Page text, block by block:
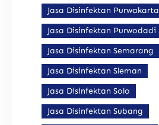
Jasa Disinfektan Purwakarta
Jasa Disinfektan Purwodadi
Jasa Disinfektan Semarang
Jasa Disinfektan Sleman
Jasa Disinfektan Solo
Jasa Disinfektan Subang